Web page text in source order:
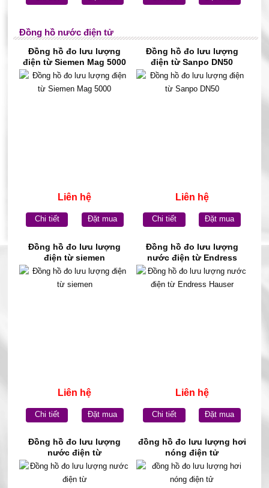
Đồng hồ nước điện tử
Đồng hồ đo lưu lượng
điện từ Siemen Mag 5000
Liên hệ
Chi tiết Đặt mua
Đồng hồ đo lưu lượng
điện từ Sanpo DN50
Liên hệ
Chi tiết Đặt mua
Đồng hồ đo lưu lượng
điện từ siemen
Liên hệ
Chi tiết Đặt mua
Đồng hồ đo lưu lượng
nước điện từ Endress
Hauser
Liên hệ
Chi tiết Đặt mua
Đồng hồ đo lưu lượng
nước điện từ
đồng hồ đo lưu lượng hơi
nóng điện tử